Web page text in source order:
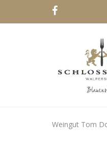
Weingut Tom